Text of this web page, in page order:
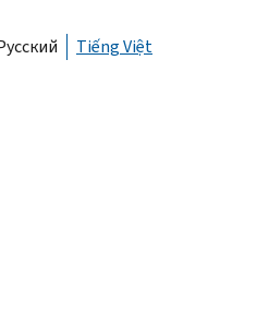
Tiếng Việt